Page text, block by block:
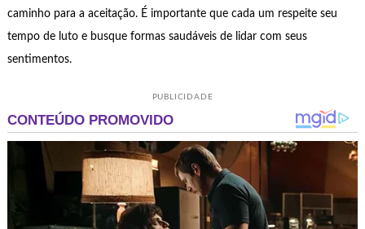
caminho para a aceitação. É importante que cada um respeite seu
tempo de luto e busque formas saudáveis de lidar com seus
sentimentos.
PUBLICIDADE